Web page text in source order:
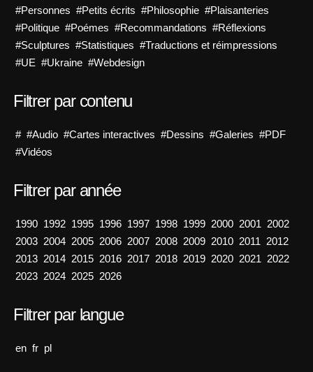
#Personnes #Petits écrits #Philosophie #Plaisanteries
#Politique #Poémes #Recommandations #Réflexions
#Sculptures #Statistiques #Traductions et réimpressions
#UE #Ukraine #Webdesign
Filtrer par contenu
# #Audio #Cartes interactives #Dessins #Galeries #PDF
#Vidéos
Filtrer par année
1990 1992 1995 1996 1997 1998 1999 2000 2001 2002
2003 2004 2005 2006 2007 2008 2009 2010 2011 2012
2013 2014 2015 2016 2017 2018 2019 2020 2021 2022
2023 2024 2025 2026
Filtrer par langue
en fr pl